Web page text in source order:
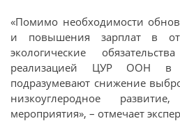
«Помимо необходимости
и повышения зарплат в
экологические
реализацией ЦУР ООН в
подразумевают снижение
низкоуглеродное
мероприятия», – отмечает